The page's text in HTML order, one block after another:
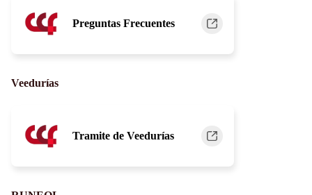
Preguntas Frecuentes
Veedurías
Tramite de Veedurías